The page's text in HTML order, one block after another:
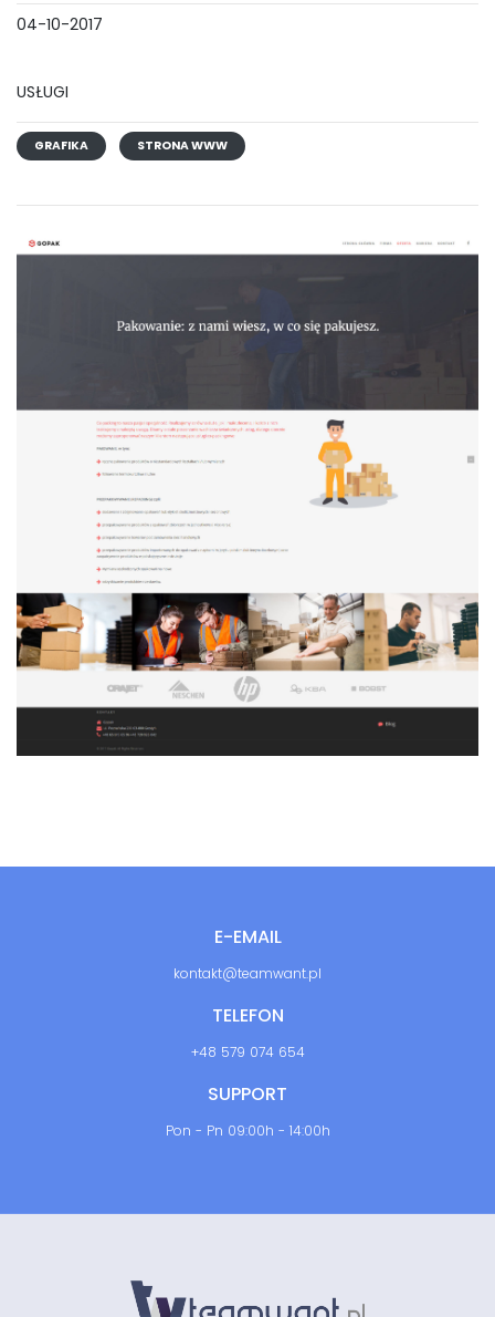
04-10-2017
USŁUGI
GRAFIKA STRONA WWW
E-EMAIL
kontakt@teamwant.pl
TELEFON
+48 579 074 654
SUPPORT
Pon - Pn 09:00h - 14:00h